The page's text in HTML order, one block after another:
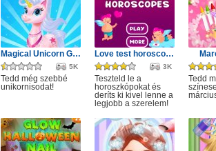
Magical Unicorn Grooming World
5K
Tedd még szebbé
unikornisodat!
Love test horoscopes
3K
Teszteld le a
horoszkópokat és
deríts ki kivel lenne a
legjobb a szerelem!
Tedd